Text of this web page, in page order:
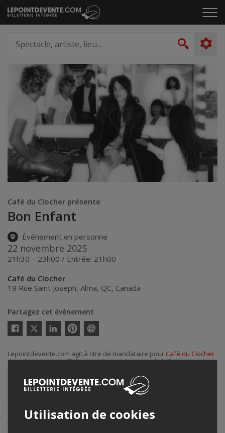
Passer
au
le
artiste,
lieu...
Café du Clocher présente
Bon Enfant
Événement en personne
22 novembre 2025
21h30 – 23h00 / Entrée: 21h00
Café du Clocher
19 Rue Saint Joseph, Alma, QC, Canada
Partagez cet événement
Twitter
courriel
Lepointdevente.com agit à titre de mandataire pour Café du Clocher
dans le cadre de l’affichage en ligne et la vente de billets pour ses
Pour plus d’information à propos de cet événement, veuillez
contacter l’organisateur de l’événement,Café du Clocher
cafeduclocher@gmail.com.
Achat de billets
Utilisation de cookies